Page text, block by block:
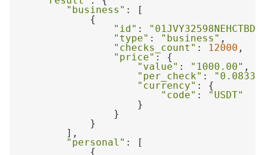
"business"
"id" :
"type" : "business"
"checks_count" : 12000
"price"
"value" : "1000.00"
"per_check" :
"currency"
"code" :
"USDT"
"personal"